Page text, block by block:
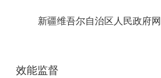
新疆维吾尔自治区人民政府网
效能监督